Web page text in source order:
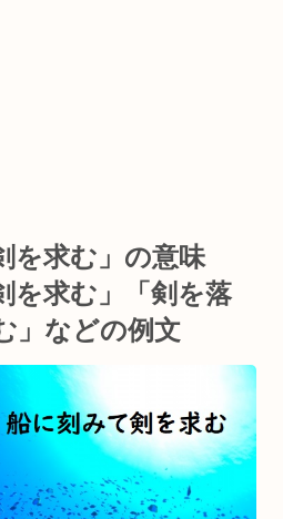
を求む」の意味
を求む」「剣を落
」などの例文